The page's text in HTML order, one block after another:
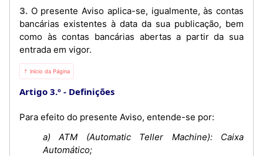
3. O presente Aviso aplica-se, igualmente, às contas
bancárias existentes à data da sua publicação, bem
como às contas bancárias abertas a partir da sua
entrada em vigor.
⇡ Início da Página
Artigo 3.º Definições
Para efeito do presente Aviso, entende-se por:
a) ATM (Automatic Teller Machine): Caixa
Automático;